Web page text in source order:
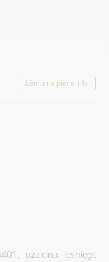
Lēmums pieņemts
uzaicina iesniegt